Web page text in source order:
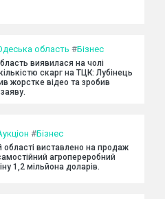
область #Бізнес
виявилася на чолі
скарг на ТЦК: Лубінець
жорстке відео та зробив
#Бізнес
області виставлено на продаж
агропереробний
1,2 мільйона доларів.